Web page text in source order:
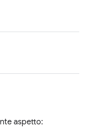
aspetto: